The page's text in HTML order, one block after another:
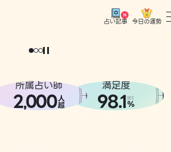
占い記事 今日の運勢
どうせなら
。
所属占い師
2,000人
超
満足度
98.1※1
%